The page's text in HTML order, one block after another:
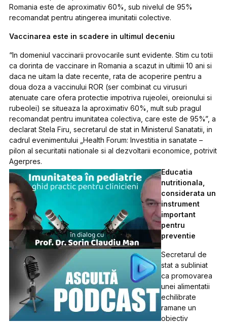
Romania este de aproximativ 60%, sub nivelul de 95%
recomandat pentru atingerea imunitatii colective.
Vaccinarea este in scadere in ultimul deceniu
“In domeniul vaccinarii provocarile sunt evidente. Stim cu totii
ca dorinta de vaccinare in Romania a scazut in ultimii 10 ani si
daca ne uitam la date recente, rata de acoperire pentru a
doua doza a vaccinului ROR (ser combinat cu virusuri
atenuate care ofera protectie impotriva rujeolei, oreionului si
rubeolei) se situeaza la aproximativ 60%, mult sub pragul
recomandat pentru imunitatea colectiva, care este de 95%”, a
declarat Stela Firu, secretarul de stat in Ministerul Sanatatii, in
cadrul evenimentului „Health Forum: Investitia in sanatate –
pilon al securitatii nationale si al dezvoltarii economice, potrivit
Agerpres.
Educatia
nutritionala,
considerata un
instrument
important
pentru
preventie
Secretarul de
stat a subliniat
ca promovarea
unei alimentatii
echilibrate
ramane un
obiectiv